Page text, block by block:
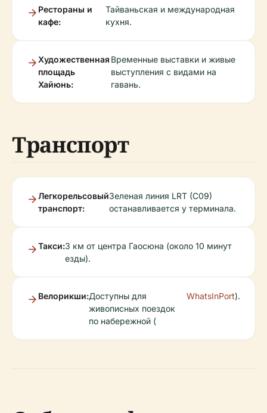
Рестораны и
кафе:
Тайваньская и международная
кухня.
Художественная
площадь
Хайюнь:
Временные выставки и живые
выступления с видами на
гавань.
Транспорт
Легкорельсовый
транспорт:
Зеленая линия LRT (C09)
останавливается у терминала.
Такси:3 км от центра Гаосюна (около 10 минут
езды).
Велорикши:Доступны для
живописных поездок
по набережной (
WhatsInPort).